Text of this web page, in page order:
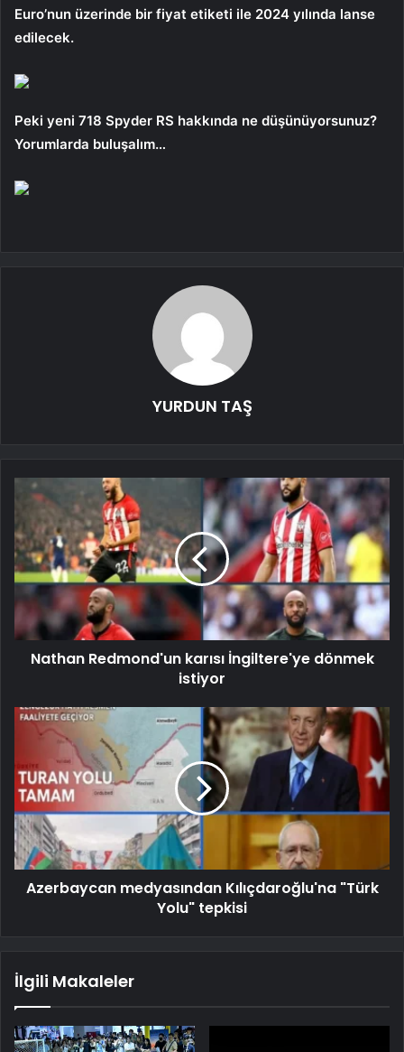
Euro’nun üzerinde bir fiyat etiketi ile 2024 yılında lanse
edilecek.
Peki yeni 718 Spyder RS ​​hakkında ne düşünüyorsunuz?
Yorumlarda buluşalım…
YURDUN TAŞ
Nathan Redmond'un karısı İngiltere'ye dönmek
istiyor
Azerbaycan medyasından Kılıçdaroğlu'na "Türk
Yolu" tepkisi
İlgili Makaleler